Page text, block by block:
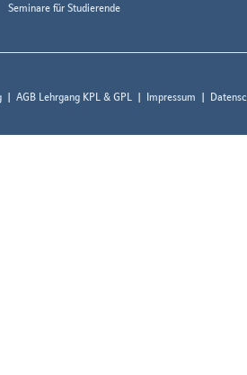
Seminare für Studierende
AGB Lehrgang KPL & GPL Impressum